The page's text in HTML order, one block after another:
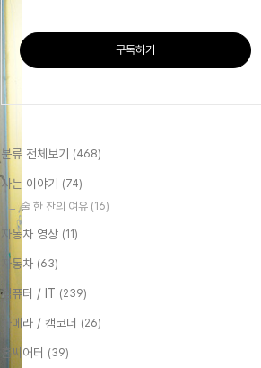
구독하기
분류 전체보기 (468)
사는 이야기 (74)
술 한 잔의 여유 (16)
자동차 영상 (11)
자동차 (63)
컴퓨터 / IT (239)
카메라 / 캠코더 (26)
홈씨어터 (39)